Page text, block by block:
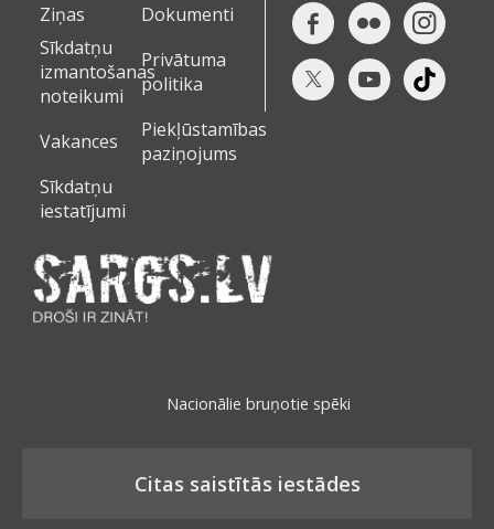
Ziņas
Dokumenti
Sīkdatņu
izmantošanas
noteikumi
Privātuma
politika
Vakances
Piekļūstamības
paziņojums
Sīkdatņu
iestatījumi
Nacionālie bruņotie spēki
Citas saistītās iestādes